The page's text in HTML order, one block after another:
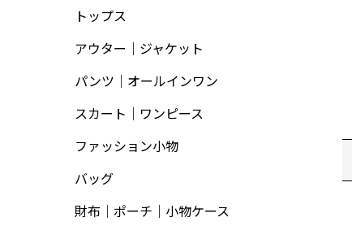
トップス
アウター｜ジャケット
パンツ｜オールインワン
スカート｜ワンピース
ファッション小物
バッグ
財布｜ポーチ｜小物ケース